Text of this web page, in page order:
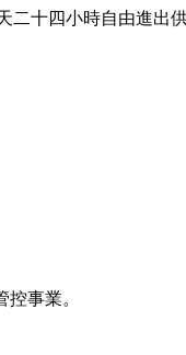
十四小時自由進出供
事業。